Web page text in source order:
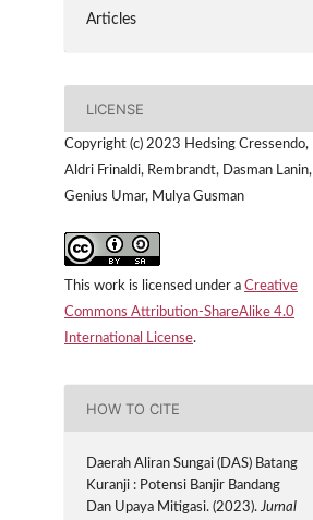
Articles
LICENSE
Copyright (c) 2023 Hedsing Cressendo,
Aldri Frinaldi, Rembrandt, Dasman Lanin,
Genius Umar, Mulya Gusman
This work is licensed under a Creative
Commons Attribution-ShareAlike 4.0
International License.
HOW TO CITE
Daerah Aliran Sungai (DAS) Batang
Kuranji : Potensi Banjir Bandang
Dan Upaya Mitigasi. (2023).Jurnal